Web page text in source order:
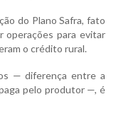
do Plano Safra, fato
operações para evitar
o crédito rural.
— diferença entre a
pelo produtor —, é